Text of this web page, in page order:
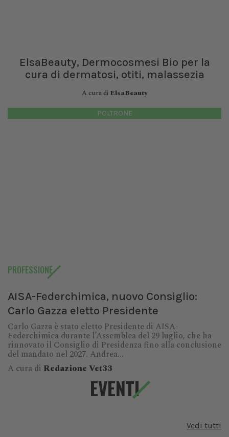
ElsaBeauty, Dermocosmesi Bio per la
cura di dermatosi, otiti, malassezia
A cura di ElsaBeauty
POLTRONE
PROFESSIONE
AISA-Federchimica, nuovo Consiglio:
Carlo Gazza eletto Presidente
Carlo Gazza è stato eletto Presidente di AISA-
Federchimica durante l’Assemblea del 29 luglio, che ha
rinnovato il Consiglio di Presidenza fino alla conclusione
del mandato nel 2027. Andrea...
A cura di Redazione Vet33
EVENTI
Vedi tutti